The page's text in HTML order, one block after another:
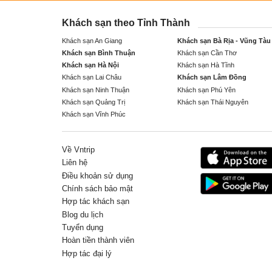
Khách sạn theo Tỉnh Thành
Khách sạn An Giang
Khách sạn Bà Rịa - Vũng Tàu
Khách sạn Bình Thuận
Khách sạn Cần Thơ
Khách sạn Hà Nội
Khách sạn Hà Tĩnh
Khách sạn Lai Châu
Khách sạn Lâm Đồng
Khách sạn Ninh Thuận
Khách sạn Phú Yên
Khách sạn Quảng Trị
Khách sạn Thái Nguyên
Khách sạn Vĩnh Phúc
Về Vntrip
Liên hệ
Điều khoản sử dụng
Chính sách bảo mật
Hợp tác khách sạn
Blog du lịch
Tuyển dụng
Hoàn tiền thành viên
Hợp tác đại lý